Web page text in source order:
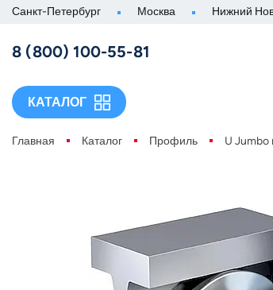
Санкт-Петербург Москва Нижний
8 (800) 100-55-81
КАТАЛОГ
Главная Каталог Профиль U Jumbo